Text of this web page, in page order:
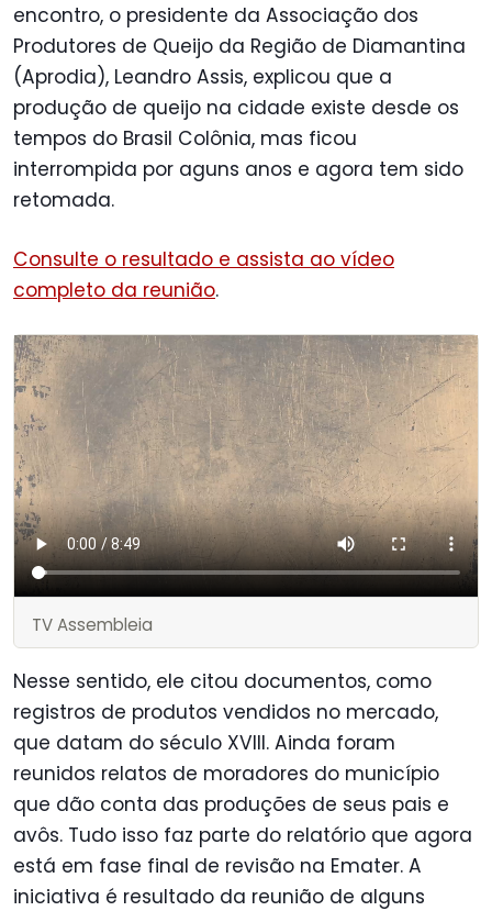
encontro, o presidente da Associação dos
Produtores de Queijo da Região de Diamantina
(Aprodia), Leandro Assis, explicou que a
produção de queijo na cidade existe desde os
tempos do Brasil Colônia, mas ficou
interrompida por aguns anos e agora tem sido
retomada.
Consulte o resultado e assista ao vídeo
completo da reunião.
TV Assembleia
Nesse sentido, ele citou documentos, como
registros de produtos vendidos no mercado,
que datam do século XVIII. Ainda foram
reunidos relatos de moradores do município
que dão conta das produções de seus pais e
avôs. Tudo isso faz parte do relatório que agora
está em fase final de revisão na Emater. A
iniciativa é resultado da reunião de alguns